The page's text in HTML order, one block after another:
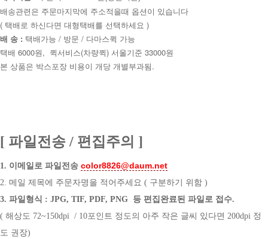
배송관련은 주문마지막에 주소적을때 옵션이 있습니다
( 택배로 하신다면 대형택배를 선택하세요 )
배 송 : 택배가능 / 방문 / 다마스퀵 가능
택배 6000원, 퀵서비스(차량퀵) 서울기준 33000원
본 상품은 박스포장 비용이 개당 개별부과됨.
[ 파일전송 / 편집주의 ]
1. 이메일로 파일전송 color8826@daum.net
2. 메일 제목에 주문자명을 적어주세요 ( 구분하기 위함 )
3. 파일형식 : JPG, TIF, PDF, PNG 등 편집완료된 파일로 접수.
( 해상도 72~150dpi / 10포인트 정도의 아주 작은 글씨 있다면 200dpi 정
도 권장)